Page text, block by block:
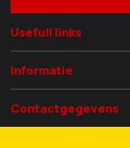
Usefull links
Informatie
Contactgegevens